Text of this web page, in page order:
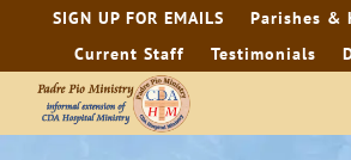
SIGN UP FOR EMAILS
Parishes &
Current Staff
Testimonials